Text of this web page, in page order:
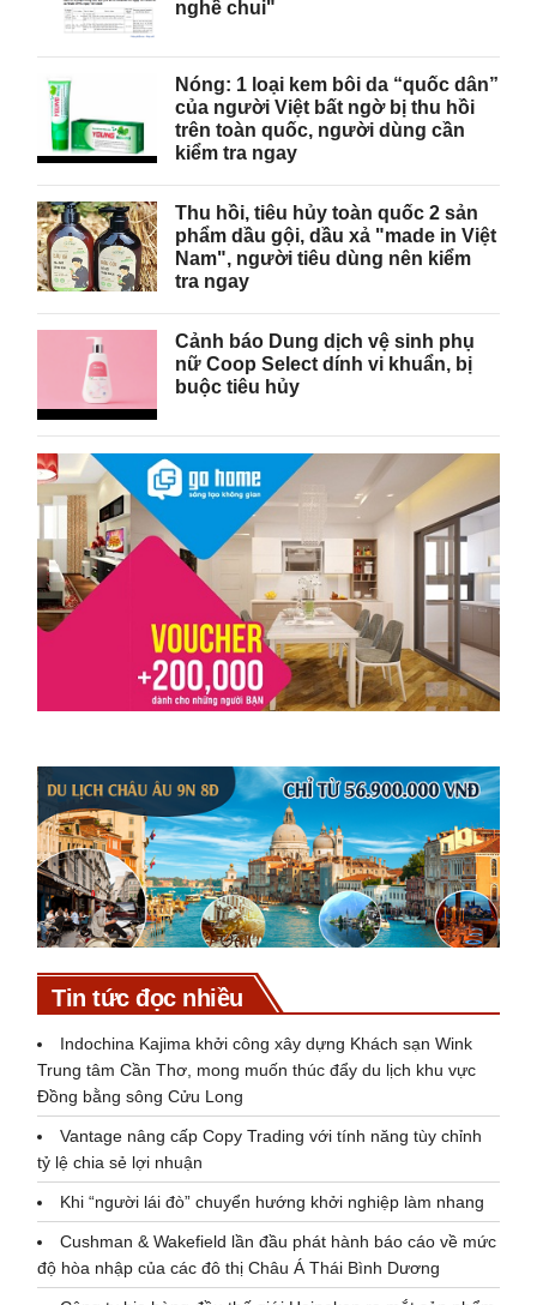
nghề chui"
Nóng: 1 loại kem bôi da “quốc dân”
của người Việt bất ngờ bị thu hồi
trên toàn quốc, người dùng cần
kiểm tra ngay
Thu hồi, tiêu hủy toàn quốc 2 sản
phẩm dầu gội, dầu xả "made in Việt
Nam", người tiêu dùng nên kiểm
tra ngay
Cảnh báo Dung dịch vệ sinh phụ
nữ Coop Select dính vi khuẩn, bị
buộc tiêu hủy
Tin tức đọc nhiều
Indochina Kajima khởi công xây dựng Khách sạn Wink
Trung tâm Cần Thơ, mong muốn thúc đẩy du lịch khu vực
Đồng bằng sông Cửu Long
Vantage nâng cấp Copy Trading với tính năng tùy chỉnh
tỷ lệ chia sẻ lợi nhuận
Khi “người lái đò” chuyển hướng khởi nghiệp làm nhang
Cushman & Wakefield lần đầu phát hành báo cáo về mức
độ hòa nhập của các đô thị Châu Á Thái Bình Dương